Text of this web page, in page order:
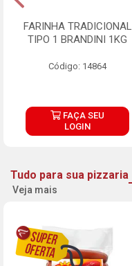
FARINHA TRADICIONAL
TIPO 1 BRANDINI 1KG
Código: 14864
FAÇA SEU
LOGIN
Tudo para sua pizzaria
Veja mais